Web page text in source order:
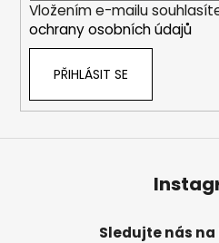
Vložením e-mailu
ochrany osobních údajů
PŘIHLÁSIT SE
Sledujte nás